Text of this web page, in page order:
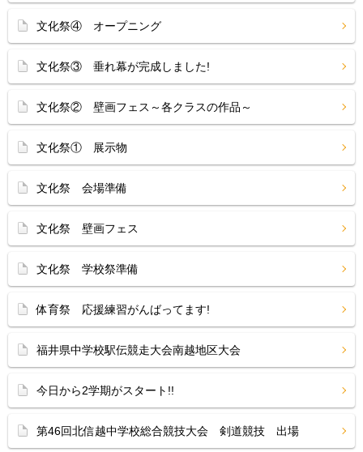
文化祭④ オープニング
文化祭③ 垂れ幕が完成しました!
文化祭② 壁画フェス～各クラスの作品～
文化祭① 展示物
文化祭 会場準備
文化祭 壁画フェス
文化祭 学校祭準備
体育祭 応援練習がんばってます!
福井県中学校駅伝競走大会南越地区大会
今日から2学期がスタート!!
第46回北信越中学校総合競技大会 剣道競技 出場